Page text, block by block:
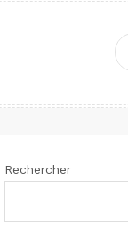
Rechercher